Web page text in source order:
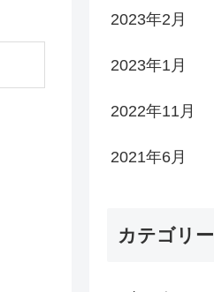
2023年2月
2023年1月
2022年11月
2021年6月
カテゴリー